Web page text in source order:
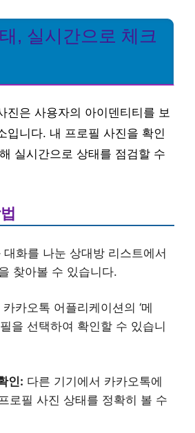
, 실시간으로 체크
진은 사용자의 아이덴티티를 보
입니다. 내 프로필 사진을 확인
실시간으로 상태를 점검할 수
대화를 나눈 상대방 리스트에서
찾아볼 수 있습니다.
카카오톡 어플리케이션의 ‘메
을 선택하여 확인할 수 있습니
인: 다른 기기에서 카카오톡에
로필 사진 상태를 정확히 볼 수